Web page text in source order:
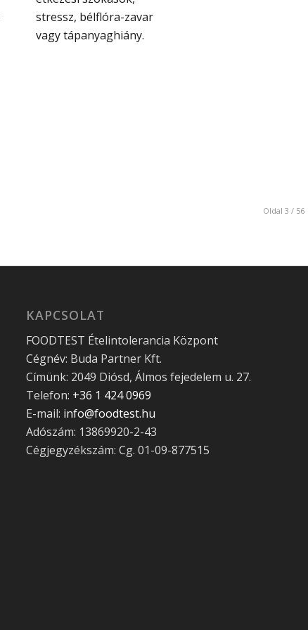
stressz, bélflóra-zavar
vagy tápanyaghiány.
Oldal 3 / 56
KAPCSOLAT
FOODTEST Ételintolerancia Központ
Cégnév: Buda Partner Kft.
Címünk: 2049 Diósd, Álmos fejedelem u. 27.
Telefon: +36 1 424 0969
E-mail: info@foodtest.hu
Adószám: 13869920-2-43
Cégjegyzékszám: Cg. 01-09-877515